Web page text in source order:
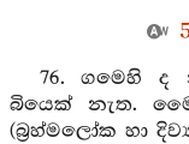
76. ගමෙහි ද
බියෙක් නැත.
(බ්‍රහ්මලෝක හා